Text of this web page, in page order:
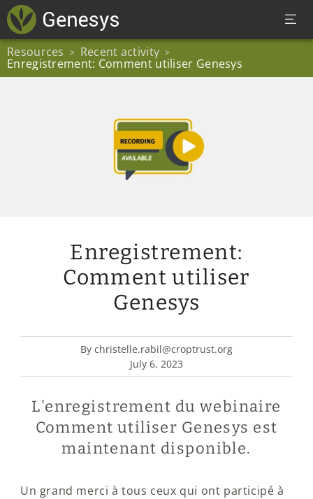
Resources > Recent activity >
Enregistrement: Comment utiliser Genesys
Enregistrement:
Comment utiliser
Genesys
By christelle.rabil@croptrust.org
July 6, 2023
L'enregistrement du webinaire
Comment utiliser Genesys est
maintenant disponible.
Un grand merci à tous ceux qui ont participé à